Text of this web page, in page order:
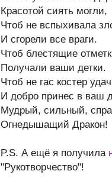
Красотой сиять могли,
Чтоб не вспыхивала
И сгорели все враги.
Чтоб блестящие
Получали ваши детки.
Чтоб не гас костер
И добро принес в ваш
Мудрый, сильный,
Огнедышащий Дракон!
P.S. А ещё я получила
"Рукотворчество"!